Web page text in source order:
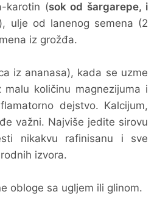
karotin (sok od šargarepe, i
), ulje od lanenog semena (2
iz grožđa.
iz ananasa), kada se uzme
količinu magnezijuma i
dejstvo. Kalcijum,
važni. Najviše jedite sirovu
nikakvu rafinisanu i sve
izvora.
obloge sa ugljem ili glinom.